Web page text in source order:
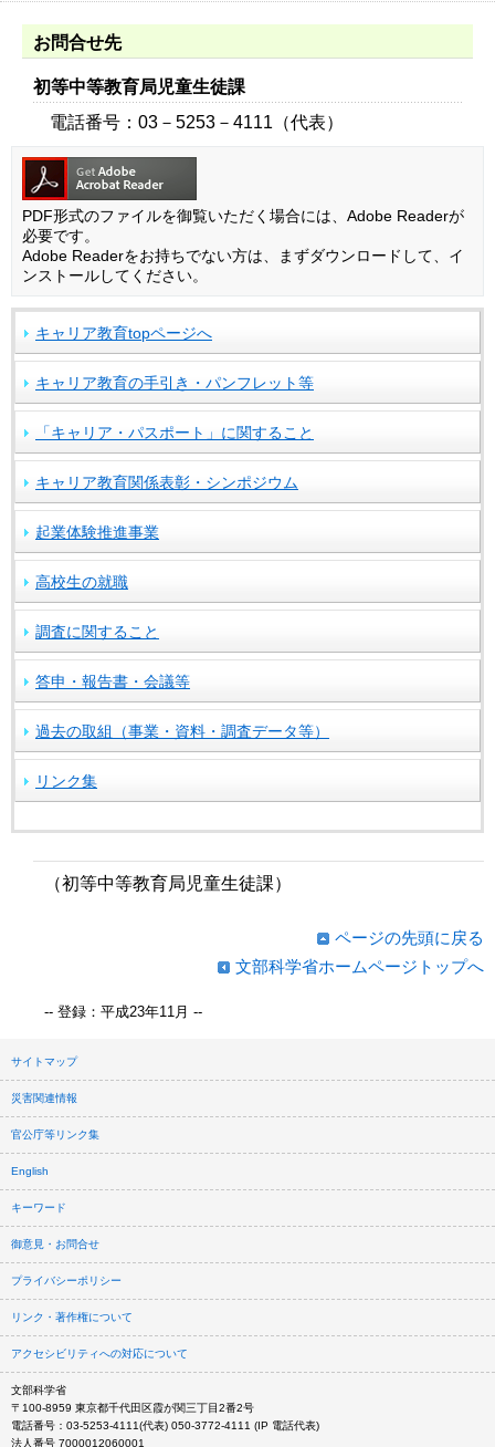
お問合せ先
初等中等教育局児童生徒課
電話番号：03－5253－4111（代表）
PDF形式のファイルを御覧いただく場合には、Adobe Readerが
必要です。
Adobe Readerをお持ちでない方は、まずダウンロードして、イ
ンストールしてください。
キャリア教育topページへ
キャリア教育の手引き・パンフレット等
「キャリア・パスポート」に関すること
キャリア教育関係表彰・シンポジウム
起業体験推進事業
高校生の就職
調査に関すること
答申・報告書・会議等
過去の取組（事業・資料・調査データ等）
リンク集
（初等中等教育局児童生徒課）
ページの先頭に戻る
文部科学省ホームページトップへ
-- 登録：平成23年11月 --
サイトマップ
災害関連情報
官公庁等リンク集
English
キーワード
御意見・お問合せ
プライバシーポリシー
リンク・著作権について
アクセシビリティへの対応について
文部科学省
〒100-8959 東京都千代田区霞が関三丁目2番2号
電話番号：03-5253-4111(代表) 050-3772-4111 (IP 電話代表)
法人番号 7000012060001